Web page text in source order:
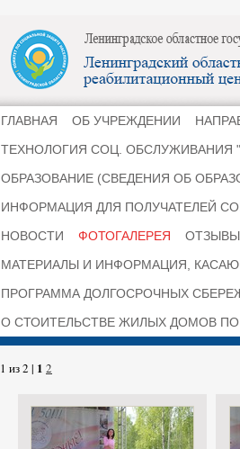
ГЛАВНАЯ ОБ УЧРЕЖДЕНИИ
ТЕХНОЛОГИЯ СОЦ. ОБСЛУЖИВАНИЯ
ОБРАЗОВАНИЕ (СВЕДЕНИЯ ОБ
ИНФОРМАЦИЯ ДЛЯ ПОЛУЧАТЕЛЕЙ
НОВОСТИ
ФОТОГАЛЕРЕЯ ОТЗЫВЫ
МАТЕРИАЛЫ И ИНФОРМАЦИЯ,
ПРОГРАММА ДОЛГОСРОЧНЫХ
О СТОИТЕЛЬСТВЕ ЖИЛЫХ ДОМОВ
1 из 2 | 1 2